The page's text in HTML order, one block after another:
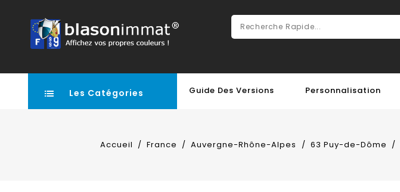
Les Catégories Guide Des Versions Personnalisation
Accueil France Auvergne-Rhône-Alpes 63 Puy-de-Dôme